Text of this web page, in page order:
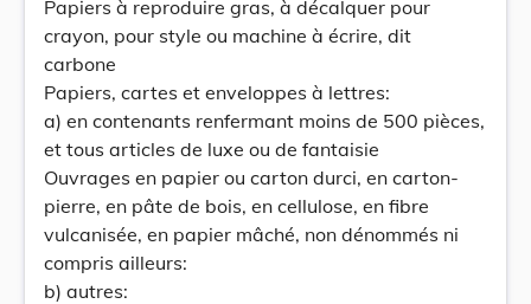
Papiers à reproduire gras, à décalquer pour
crayon, pour style ou machine à écrire, dit
carbone
Papiers, cartes et enveloppes à lettres:
a) en contenants renfermant moins de 500 pièces,
et tous articles de luxe ou de fantaisie
Ouvrages en papier ou carton durci, en carton-
pierre, en pâte de bois, en cellulose, en fibre
vulcanisée, en papier mâché, non dénommés ni
compris ailleurs:
b) autres: